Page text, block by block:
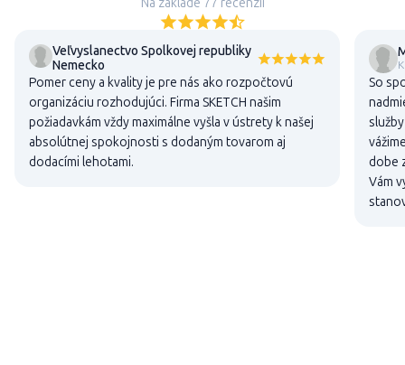
Veľvyslanectvo Spolkovej republiky
Nemecko
Pomer ceny a kvality je pre nás ako rozpočtovú
organizáciu rozhodujúci. Firma SKETCH našim
požiadavkám vždy maximálne vyšla v ústrety k našej
absolútnej spokojnosti s dodaným tovarom aj
dodacími lehotami.
So
dobe
Vám